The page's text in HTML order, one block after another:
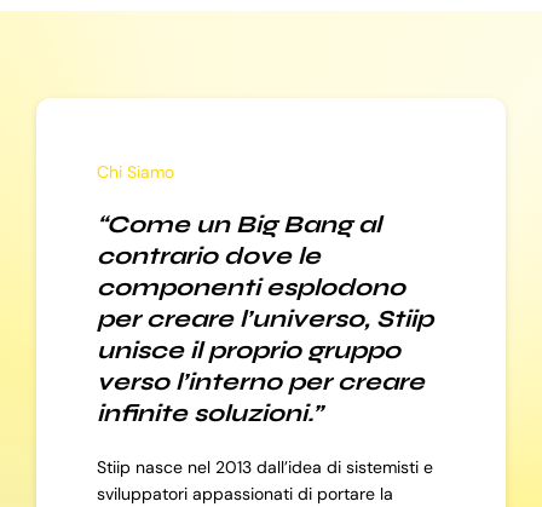
Chi Siamo
“Come un Big Bang al
contrario dove le
componenti esplodono
per creare l’universo, Stiip
unisce il proprio gruppo
verso l’interno per creare
infinite soluzioni.”
Stiip nasce nel 2013 dall’idea di sistemisti e
sviluppatori appassionati di portare la